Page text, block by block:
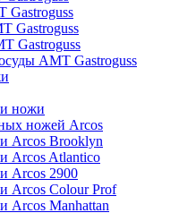
Gastroguss
Gastroguss
Gastroguss
AMT Gastroguss
и ножи
ножей Arcos
Arcos Brooklyn
Arcos Atlantico
Arcos 2900
Arcos Colour Prof
Arcos Manhattan